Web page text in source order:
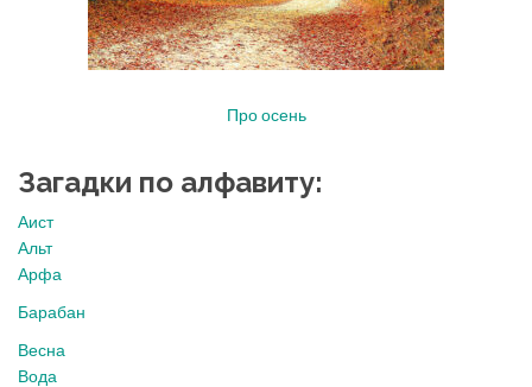
Про осень
Загадки по алфавиту:
Аист
Альт
Арфа
Барабан
Весна
Вода